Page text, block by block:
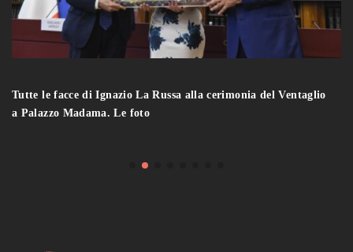
Tutte le facce di Ignazio La Russa alla cerimonia del Ventaglio
a Palazzo Madama. Le foto